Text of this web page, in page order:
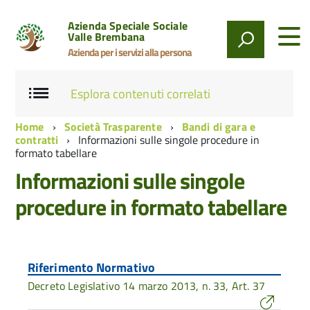
Azienda Speciale Sociale
Valle Brembana
Azienda per i servizi alla persona
Esplora contenuti correlati
Home Società Trasparente Bandi di gara e
contratti Informazioni sulle singole procedure in
formato tabellare
Informazioni sulle singole
procedure in formato tabellare
Riferimento Normativo
Decreto Legislativo 14 marzo 2013, n. 33, Art. 37